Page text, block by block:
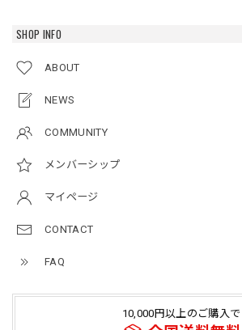
SHOP INFO
ABOUT
NEWS
COMMUNITY
メンバーシップ
マイページ
CONTACT
FAQ
10,000円以上のご購入で